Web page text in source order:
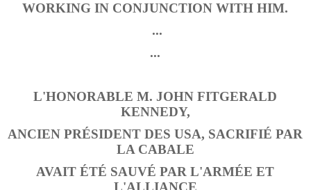
WORKING IN CONJUNCTION WITH HIM.
...
...
L'HONORABLE M. JOHN FITGERALD
KENNEDY,
ANCIEN PRÉSIDENT DES USA, SACRIFIÉ PAR
LA CABALE
AVAIT ÉTÉ SAUVÉ PAR L'ARMÉE ET
L'ALLIANCE